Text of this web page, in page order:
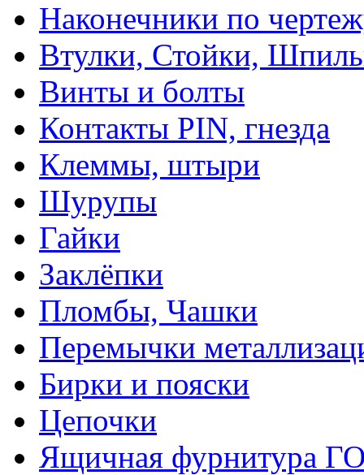
Наконечники по
Втулки, Стойки,
Винты и болты
Контакты PIN, гнезда
Клеммы, штыри
Шурупы
Гайки
Заклёпки
Пломбы, Чашки
Перемычки
Бирки и пояски
Цепочки
Ящичная фурнитура